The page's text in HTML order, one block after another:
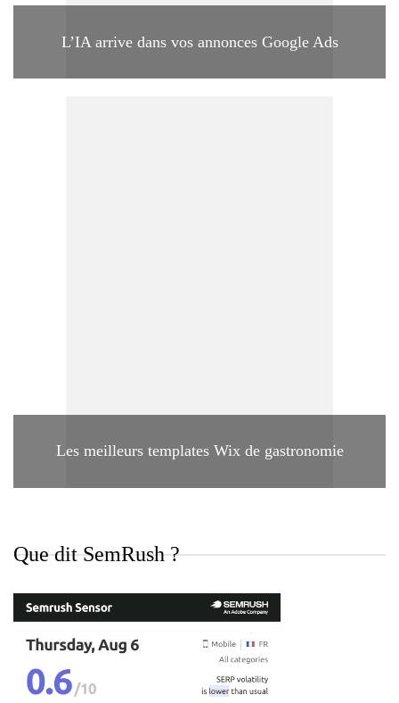
L’IA arrive dans vos annonces Google Ads
Les meilleurs templates Wix de gastronomie
Que dit SemRush ?